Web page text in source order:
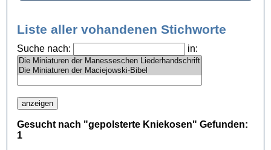
Liste aller vohandenen Stichworte
Suche nach: in:
Gesucht nach "gepolsterte Kniekosen" Gefunden:
1